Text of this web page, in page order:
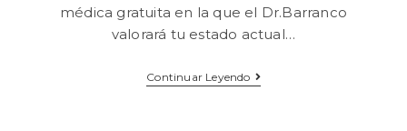
médica gratuita en la que el Dr.Barranco
valorará tu estado actual…
Continuar Leyendo